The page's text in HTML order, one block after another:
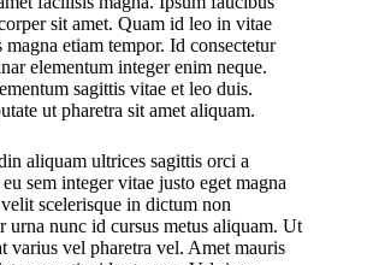
sit amet. Quam id leo in vitae
etiam tempor. Id consectetur
elementum integer enim neque.
sagittis vitae et leo duis.
ut pharetra sit amet aliquam.
aliquam ultrices sagittis orci a
sem integer vitae justo eget magna
scelerisque in dictum non
urna nunc id cursus metus aliquam. Ut
varius vel pharetra vel. Amet mauris